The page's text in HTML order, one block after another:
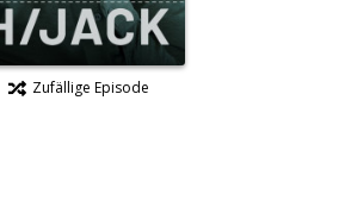
Zufällige Episode